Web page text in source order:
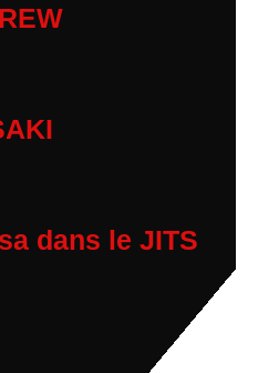
dans le JITS